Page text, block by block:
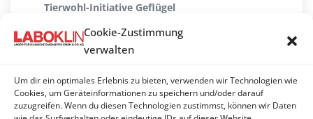
Cookie-Zustimmung
verwalten
Um dir ein optimales Erlebnis zu bieten, verwenden wir Technologien wie
Cookies, um Geräteinformationen zu speichern und/oder darauf
zuzugreifen. Wenn du diesen Technologien zustimmst, können wir Daten
Tierwohl-Initiative Geflügel
Tierwohl-Initiative Schwein
Tränkwassercheck komplett